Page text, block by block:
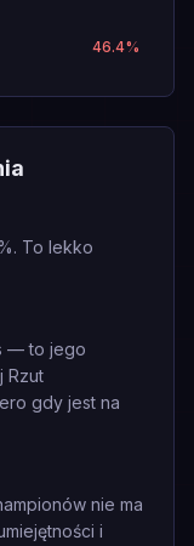
46.4%
To lekko
— to jego
Rzut
gdy jest na
nie ma
i